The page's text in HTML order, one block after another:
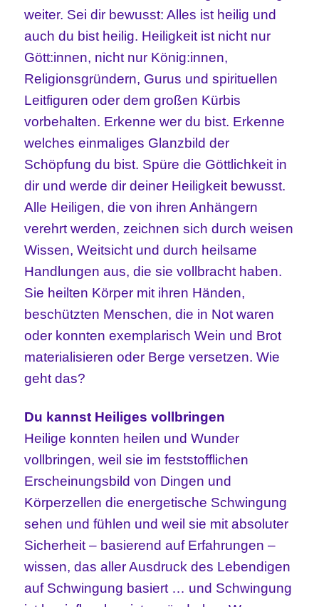
weiter. Sei dir bewusst: Alles ist heilig und
auch du bist heilig. Heiligkeit ist nicht nur
Gött:innen, nicht nur König:innen,
Religionsgründern, Gurus und spirituellen
Leitfiguren oder dem großen Kürbis
vorbehalten. Erkenne wer du bist. Erkenne
welches einmaliges Glanzbild der
Schöpfung du bist. Spüre die Göttlichkeit in
dir und werde dir deiner Heiligkeit bewusst.
Alle Heiligen, die von ihren Anhängern
verehrt werden, zeichnen sich durch weisen
Wissen, Weitsicht und durch heilsame
Handlungen aus, die sie vollbracht haben.
Sie heilten Körper mit ihren Händen,
beschützten Menschen, die in Not waren
oder konnten exemplarisch Wein und Brot
materialisieren oder Berge versetzen. Wie
geht das?
Du kannst Heiliges vollbringen
Heilige konnten heilen und Wunder
vollbringen, weil sie im feststofflichen
Erscheinungsbild von Dingen und
Körperzellen die energetische Schwingung
sehen und fühlen und weil sie mit absoluter
Sicherheit – basierend auf Erfahrungen –
wissen, das aller Ausdruck des Lebendigen
auf Schwingung basiert … und Schwingung